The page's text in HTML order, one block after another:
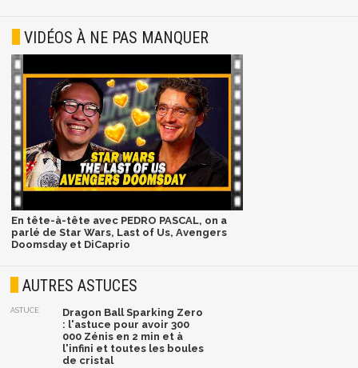
VIDÉOS À NE PAS MANQUER
En tête-à-tête avec PEDRO PASCAL, on a
parlé de Star Wars, Last of Us, Avengers
Doomsday et DiCaprio
AUTRES ASTUCES
ASTUCE
Dragon Ball Sparking Zero
: l'astuce pour avoir 300
000 Zénis en 2 min et à
l'infini et toutes les boules
de cristal